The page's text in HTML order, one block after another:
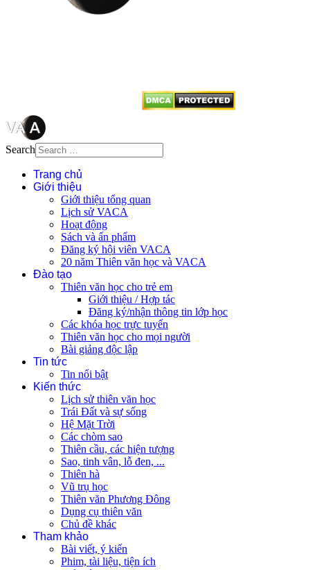
Search
Trang chủ
Giới thiệu
Giới thiệu tổng quan
Lịch sử VACA
Hoạt động
Sách và ấn phẩm
Đăng ký hội viên VACA
20 năm Thiên văn học và VACA
Đào tạo
Thiên văn học cho trẻ em
Giới thiệu / Hợp tác
Đăng ký/nhận thông tin lớp học
Các khóa học trực tuyến
Thiên văn học cho mọi người
Bài giảng độc lập
Tin tức
Tin nổi bật
Kiến thức
Lịch sử thiên văn học
Trái Đất và sự sống
Hệ Mặt Trời
Các chòm sao
Thiên cầu, các hiện tượng
Sao, tinh vân, lỗ đen, ...
Thiên hà
Vũ trụ học
Thiên văn Phương Đông
Dụng cụ thiên văn
Chủ đề khác
Tham khảo
Bài viết, ý kiến
Phim, tài liệu, tiện ích